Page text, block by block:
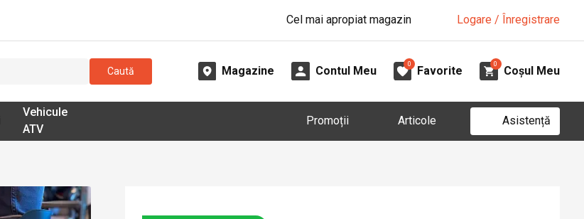
Cel mai apropiat magazin Logare / Înregistrare
Caută Magazine Contul Meu
0
Favorite
0
Coșul Meu
Vehicule
ATV
Promoții Articole Asistență